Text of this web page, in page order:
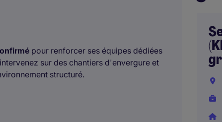
pour renforcer ses équipes dédiées
sur des chantiers d'envergure et
structuré.